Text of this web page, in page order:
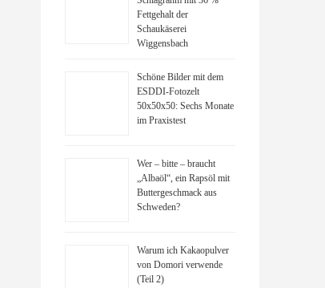
Fettgehalt der
Schaukäserei
Wiggensbach
Schöne Bilder mit dem
ESDDI-Fotozelt
50x50x50: Sechs Monate
im Praxistest
Wer – bitte – braucht
„Albaöl“, ein Rapsöl mit
Buttergeschmack aus
Schweden?
Warum ich Kakaopulver
von Domori verwende
(Teil 2)